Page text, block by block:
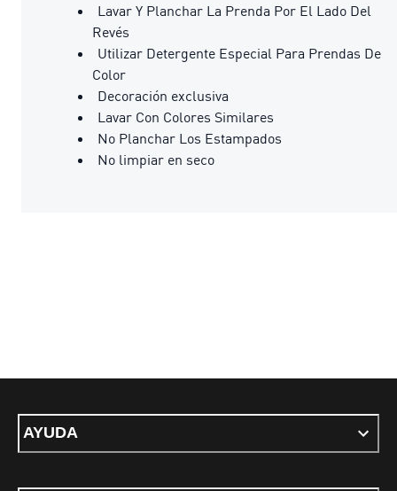
Lavar Y Planchar La Prenda Por El Lado Del
Revés
Utilizar Detergente Especial Para Prendas De
Color
Decoración exclusiva
Lavar Con Colores Similares
No Planchar Los Estampados
No limpiar en seco
AYUDA